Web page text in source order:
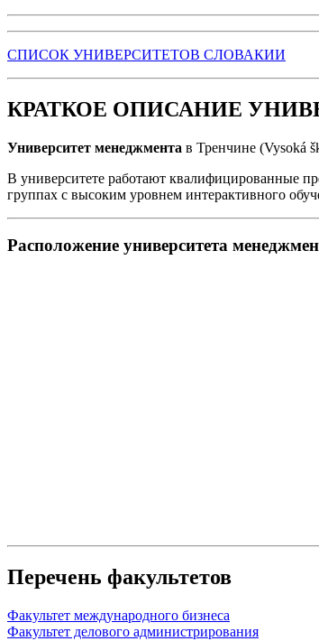
СПИСОК УНИВЕРСИТЕТОВ СЛОВАКИИ
КРАТКОЕ ОПИСАНИЕ
Университет менеджмента в Тренчине (Vysoká
В университете работают квалифицированные
группах с высоким уровнем интерактивного
Расположение университета
Перечень факультетов
Факультет международного бизнеса
Факультет делового администрирования